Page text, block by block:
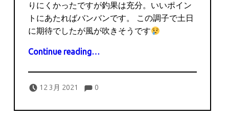
りにくかったですが釣果は充分。いいポイン
トにあたればバンバンです。 この調子で土日
に期待でしたが風が吹きそうです
Continue reading“3月12日の釣果”
…
12 3月 2021
captains Comments:0